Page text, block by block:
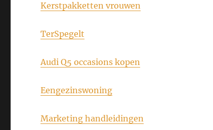
Kerstpakketten vrouwen
TerSpegelt
Audi Q5 occasions kopen
Eengezinswoning
Marketing handleidingen